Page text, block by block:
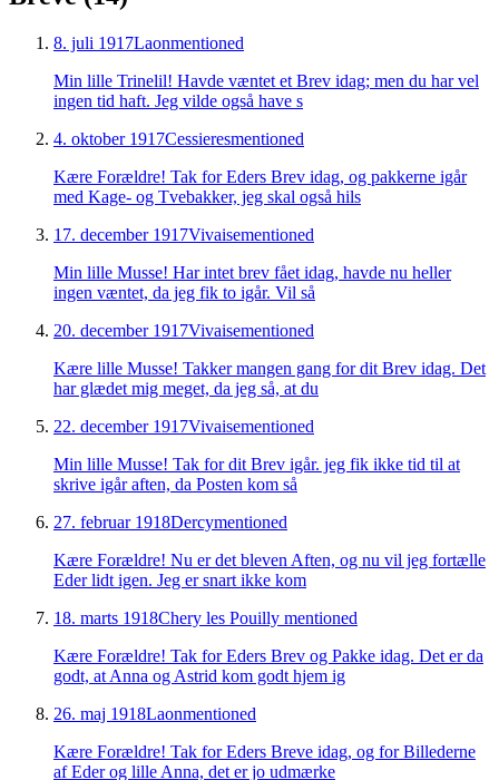
8. juli 1917Laonmentioned
Min lille Trinelil! Havde væntet et Brev idag; men du har vel
ingen tid haft. Jeg vilde også have s
4. oktober 1917Cessieresmentioned
Kære Forældre! Tak for Eders Brev idag, og pakkerne igår
med Kage- og Tvebakker, jeg skal også hils
17. december 1917Vivaisementioned
Min lille Musse! Har intet brev fået idag, havde nu heller
ingen væntet, da jeg fik to igår. Vil så
20. december 1917Vivaisementioned
Kære lille Musse! Takker mangen gang for dit Brev idag. Det
har glædet mig meget, da jeg så, at du
22. december 1917Vivaisementioned
Min lille Musse! Tak for dit Brev igår. jeg fik ikke tid til at
skrive igår aften, da Posten kom så
27. februar 1918Dercymentioned
Kære Forældre! Nu er det bleven Aften, og nu vil jeg fortælle
Eder lidt igen. Jeg er snart ikke kom
18. marts 1918Chery les Pouilly mentioned
Kære Forældre! Tak for Eders Brev og Pakke idag. Det er da
godt, at Anna og Astrid kom godt hjem ig
26. maj 1918Laonmentioned
Kære Forældre! Tak for Eders Breve idag, og for Billederne
af Eder og lille Anna, det er jo udmærke